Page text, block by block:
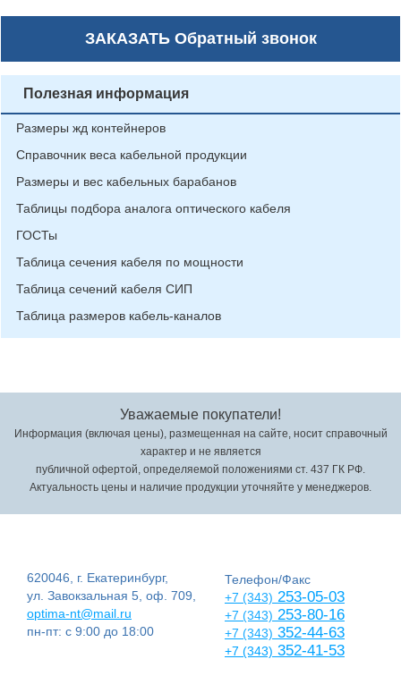
ЗАКАЗАТЬОбратный звонок
Полезная информация
Размеры жд контейнеров
Справочник веса кабельной продукции
Размеры и вес кабельных барабанов
Таблицы подбора аналога оптического кабеля
ГОСТы
Таблица сечения кабеля по мощности
Таблица сечений кабеля СИП
Таблица размеров кабель-каналов
Уважаемые покупатели!
Информация (включая цены), размещенная на сайте, носит справочный
характер и не является
публичной офертой, определяемой положениями ст. 437 ГК РФ.
Актуальность цены и наличие продукции уточняйте у менеджеров.
620046, г. Екатеринбург,
ул. Завокзальная 5, оф. 709,
optima-nt@mail.ru
пн-пт: с 9:00 до 18:00
Телефон/Факс
+7 (343) 253-05-03
+7 (343) 253-80-16
+7 (343) 352-44-63
+7 (343) 352-41-53